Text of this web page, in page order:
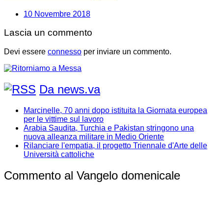
10 Novembre 2018
Lascia un commento
Devi essere connesso per inviare un commento.
Da news.va
Marcinelle, 70 anni dopo istituita la Giornata europea
per le vittime sul lavoro
Arabia Saudita, Turchia e Pakistan stringono una
nuova alleanza militare in Medio Oriente
Rilanciare l'empatia, il progetto Triennale d'Arte delle
Università cattoliche
Commento al Vangelo domenicale